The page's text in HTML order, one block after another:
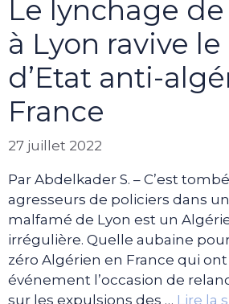
Le lynchage
à Lyon ravive
d’Etat anti-
France
27 juillet 2022
Par Abdelkader S. – C’est
agresseurs de policiers dans
malfamé de Lyon est un
irrégulière. Quelle aubaine
zéro Algérien en France qui
événement l’occasion de
sur les expulsions des … Lire la